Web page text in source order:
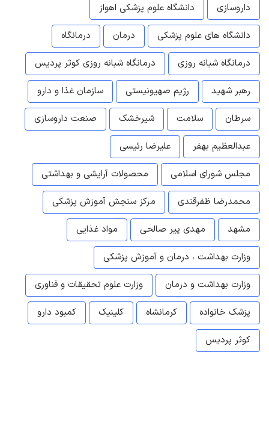
داروسازی
دانشگاه علوم پزشکی اهواز
دانشگاه های علوم پزشکی
درمان
درمانگاه
درمانگاه شبانه روزی
درمانگاه شبانه روزی کوثر پردیس
رهبر شهید
رژیم صهیونیستی
سازمان غذا و دارو
سرطان
سلامت شیرخشک
صنعت داروسازی
عبدالعظیم بهفر
علیرضا رئیسی
مجلس شورای اسلامی
محصولات آرایشی و بهداشتی
محمدرضا ظفرقندی
مرکز سنجش آموزش پزشکی
مشهد
مهدی پیر صالحی
مواد غذایی
وزارت بهداشت ، درمان و آموزش پزشکی
وزارت بهداشت و درمان
وزارت علوم تحقیقات و فناوری
پزشک خانواده
کرمانشاه کلینیک
کمبود دارو
کوثر پردیس